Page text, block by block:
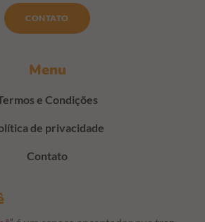
Menu
e Condições
de privacidade
Contato
CONTATO